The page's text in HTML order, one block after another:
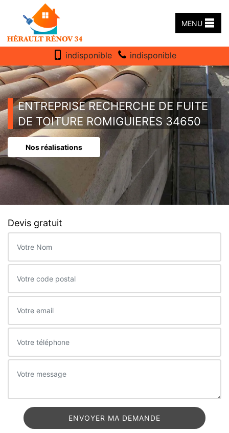
MENU
indisponible indisponible
ENTREPRISE RECHERCHE DE FUITE
DE TOITURE ROMIGUIERES 34650
Nos réalisations
Devis gratuit